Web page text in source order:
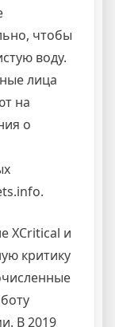
чтобы
воду.
лица
на
о
XCritical и
критику
В 2019